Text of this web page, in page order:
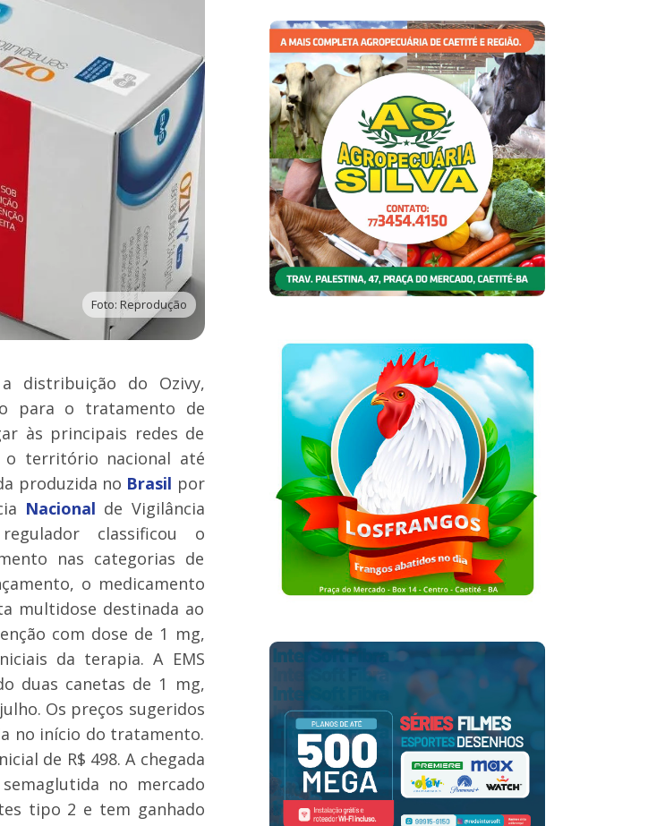
Foto: Reprodução
distribuição do Ozivy,
para o tratamento de
às principais redes de
o território nacional até
produzida no Brasil por
Nacional de Vigilância
classificou o
nas categorias de
o medicamento
multidose destinada ao
com dose de 1 mg,
da terapia. A EMS
duas canetas de 1 mg,
Os preços sugeridos
no início do tratamento.
de R$ 498. A chegada
no mercado
tipo 2 e tem ganhado